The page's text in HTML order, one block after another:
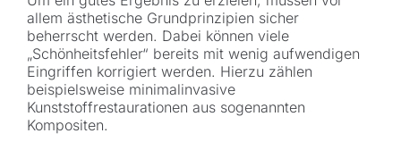
allem ästhetische Grundprinzipien sicher
beherrscht werden. Dabei können viele
„Schönheitsfehler“ bereits mit wenig aufwendigen
Eingriffen korrigiert werden. Hierzu zählen
beispielsweise minimalinvasive
Kunststoffrestaurationen aus sogenannten
Kompositen.